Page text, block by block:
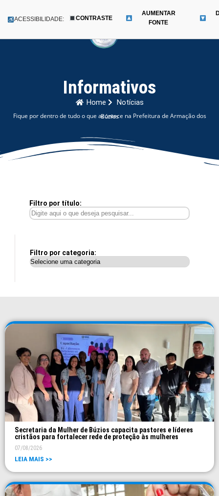
para
Menu
ACESSIBILIDADE: CONTRASTE
AUMENTAR
FONTE
Informativos
Home Notícias
Fique por dentro de tudo o que acontece na Prefeitura de Armação dos Búzios
Filtro por título:
Filtro por categoria:
Secretaria da Mulher de Búzios capacita pastores e líderes
cristãos para fortalecer rede de proteção às mulheres
07/08/2026
LEIA MAIS >>